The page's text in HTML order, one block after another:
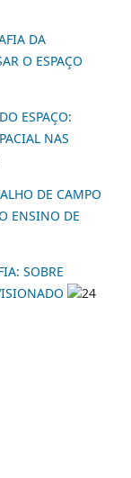
DA
O ESPAÇO
ESPAÇO:
NAS
DE CAMPO
ENSINO DE
SOBRE
24